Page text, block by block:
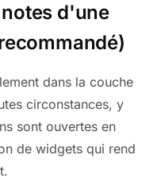
d'une
dans la couche
circonstances, y
sont ouvertes en
de widgets qui rend